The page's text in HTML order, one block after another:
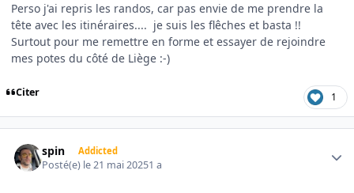
Perso j'ai repris les randos, car pas envie de me prendre la
tête avec les itinéraires.... je suis les flêches et basta !!
Surtout pour me remettre en forme et essayer de rejoindre
mes potes du côté de Liège :-)
Citer 1
spin Addicted
Posté(e) le 21 mai 20251 a